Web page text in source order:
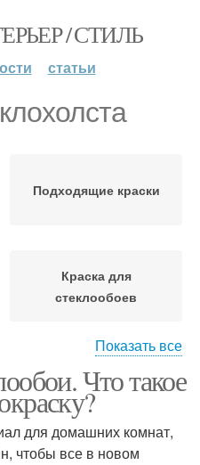
/ СТИЛЬ
статьи
Подходящие краски
Краска для
стеклообоев
Латексные краски
Показать все
Что такое
для домашних комнат,
чтобы все в новом